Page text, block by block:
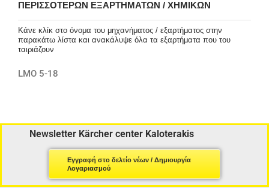
ΠΕΡΙΣΣΌΤΕΡΩΝ ΕΞΑΡΤΗΜΆΤΩΝ / ΧΗΜΙΚΏΝ
Κάνε κλίκ στο όνομα του μηχανήματος / εξαρτήματος στην
παρακάτω λίστα και ανακάλυψε όλα τα εξαρτήματα που του
ταιριάζουν
LMO 5-18
Newsletter Kärcher center Kaloterakis
Εγγραφή στο δελτίο νέων / Δημιουργία
Λογαριασμού